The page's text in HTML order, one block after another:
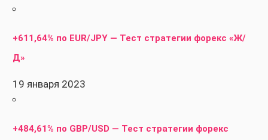
+611,64% по EUR/JPY — Тест стратегии форекс «Ж/
Д»
19 января 2023
+484,61% по GBP/USD — Тест стратегии форекс